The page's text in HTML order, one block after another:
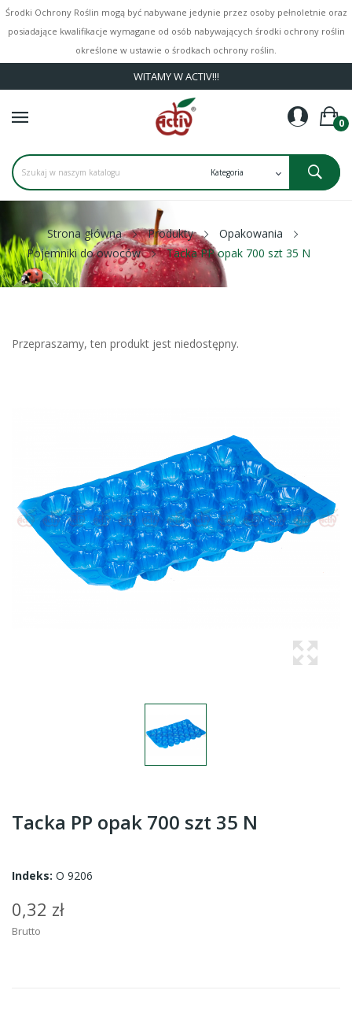
Środki Ochrony Roślin mogą być nabywane jedynie przez osoby pełnoletnie oraz
posiadające kwalifikacje wymagane od osób nabywających środki ochrony roślin
określone w ustawie o środkach ochrony roślin.
WITAMY W ACTIV!!!
0
Strona główna Produkty
Opakowania
Pojemniki do owoców
Tacka PP opak 700 szt 35 N
Przepraszamy, ten produkt jest niedostępny.
Tacka PP opak 700 szt 35 N
Indeks: O 9206
0,32 zł
Brutto